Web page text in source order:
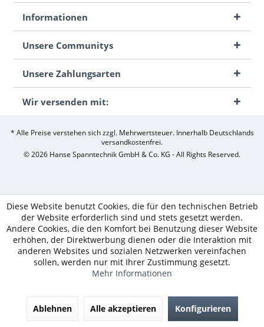
Informationen
Unsere Communitys
Unsere Zahlungsarten
Wir versenden mit:
* Alle Preise verstehen sich zzgl. Mehrwertsteuer. Innerhalb Deutschlands
versandkostenfrei.
© 2026 Hanse Spanntechnik GmbH & Co. KG - All Rights Reserved.
Diese Website benutzt Cookies, die für den technischen Betrieb
der Website erforderlich sind und stets gesetzt werden.
Andere Cookies, die den Komfort bei Benutzung dieser Website
erhöhen, der Direktwerbung dienen oder die Interaktion mit
anderen Websites und sozialen Netzwerken vereinfachen
sollen, werden nur mit Ihrer Zustimmung gesetzt.
Mehr Informationen
Ablehnen Alle akzeptieren Konfigurieren